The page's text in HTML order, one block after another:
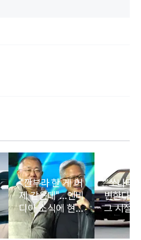
"깐부라 한 게 어
제 같은데"…엔비
디아 소식에 현대
차 '초위기 상황'
“쏘나타
변한다
그 시절
고 소식
오너들